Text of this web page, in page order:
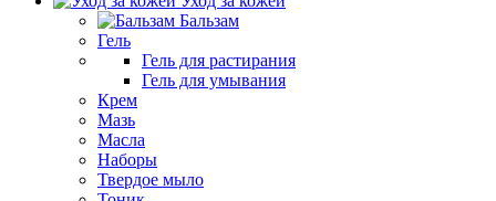
Бальзам
Гель
Гель для растирания
Гель для умывания
Крем
Мазь
Масла
Наборы
Твердое мыло